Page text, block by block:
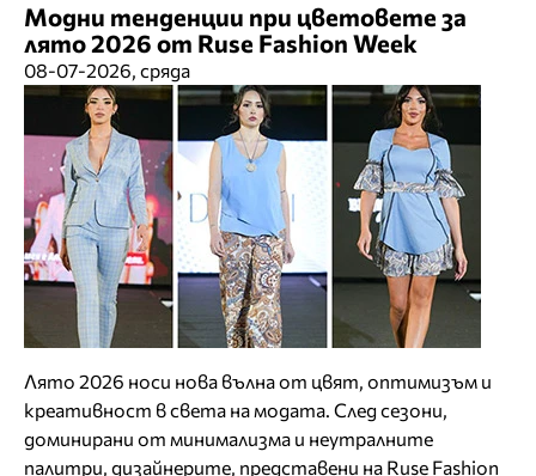
Модни тенденции при цветовете за
лято 2026 от Ruse Fashion Week
08-07-2026, сряда
Лято 2026 носи нова вълна от цвят, оптимизъм и
креативност в света на модата. След сезони,
доминирани от минимализма и неутралните
палитри, дизайнерите, представени на Ruse Fashion